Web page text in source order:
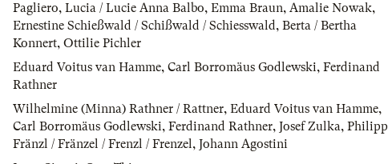
Pagliero, Lucia / Lucie Anna Balbo, Emma Braun, Amalie Nowak,
Ernestine Schießwald / Schißwald / Schiesswald, Berta / Bertha
Konnert, Ottilie Pichler
Eduard Voitus van Hamme, Carl Borromäus Godlewski, Ferdinand
Rathner
Wilhelmine (Minna) Rathner / Rattner, Eduard Voitus van Hamme,
Carl Borromäus Godlewski, Ferdinand Rathner, Josef Zulka, Philipp
Fränzl / Fränzel / Frenzl / Frenzel, Johann Agostini